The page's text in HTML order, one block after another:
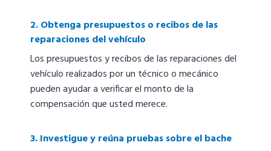
2. Obtenga presupuestos o recibos de las
reparaciones del vehículo
Los presupuestos y recibos de las reparaciones del
vehículo realizados por un técnico o mecánico
pueden ayudar a verificar el monto de la
compensación que usted merece.
3. Investigue y reúna pruebas sobre el bache